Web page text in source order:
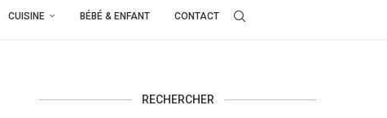
CUISINE BÉBÉ & ENFANT CONTACT
RECHERCHER